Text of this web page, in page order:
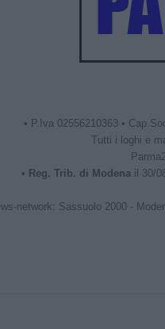
• P.Iva 02556210363 •
Tutti i loghi e
• Reg. Trib. di Modenail 30/
network: Sassuolo 2000 -